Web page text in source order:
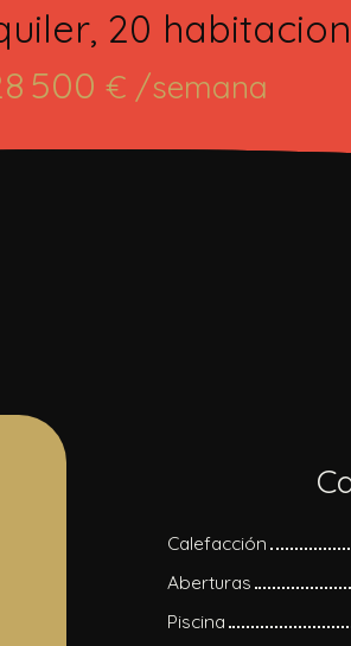
20
500 € /semana
Calefacción
Aberturas
Piscina